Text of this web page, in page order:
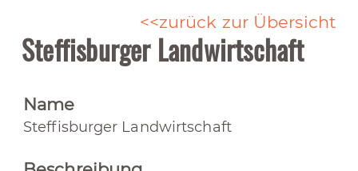
zurück zur Übersicht
Steffisburger Landwirtschaft
Name
Steffisburger Landwirtschaft